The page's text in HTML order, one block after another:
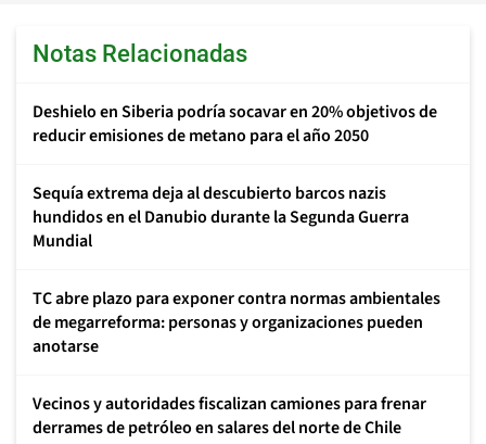
Notas Relacionadas
Deshielo en Siberia podría socavar en 20% objetivos de
reducir emisiones de metano para el año 2050
Sequía extrema deja al descubierto barcos nazis
hundidos en el Danubio durante la Segunda Guerra
Mundial
TC abre plazo para exponer contra normas ambientales
de megarreforma: personas y organizaciones pueden
anotarse
Vecinos y autoridades fiscalizan camiones para frenar
derrames de petróleo en salares del norte de Chile